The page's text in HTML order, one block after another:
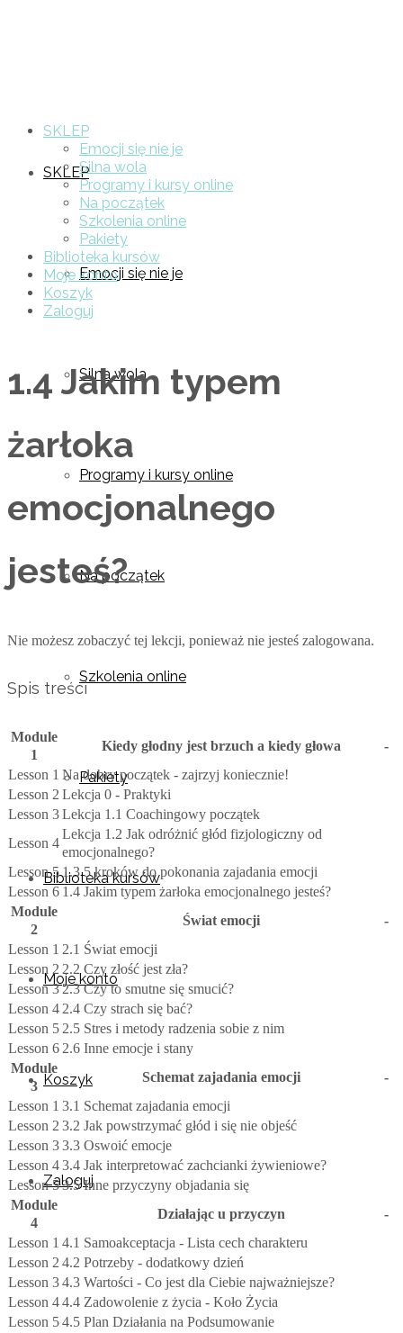
SKLEP
Emocji się nie je
Silna wola
Programy i kursy online
Na początek
Szkolenia online
Pakiety
Biblioteka kursów
Moje konto
Koszyk
Zaloguj
SKLEP
Emocji się nie je
Silna wola
Programy i kursy online
Na początek
Szkolenia online
Pakiety
Biblioteka kursów
Moje konto
Koszyk
Zaloguj
1.4 Jakim typem
żarłoka
emocjonalnego
jesteś?
Nie możesz zobaczyć tej lekcji, ponieważ nie jesteś zalogowana.
Spis treści
Module
1
Kiedy głodny jest brzuch a kiedy głowa
-
Lesson 1 Na dobry początek - zajrzyj koniecznie!
Lesson 2 Lekcja 0 - Praktyki
Lesson 3Lekcja 1.1 Coachingowy początek
Lesson 4
Lekcja 1.2 Jak odróżnić głód fizjologiczny od
emocjonalnego?
Lesson 51.3 5 kroków do pokonania zajadania emocji
Lesson 6 1.4 Jakim typem żarłoka emocjonalnego jesteś?
Module
2
Świat emocji
-
Lesson 1 2.1 Świat emocji
Lesson 2 2.2 Czy złość jest zła?
Lesson 32.3 Czy to smutne się smucić?
Lesson 42.4 Czy strach się bać?
Lesson 52.5 Stres i metody radzenia sobie z nim
Lesson 62.6 Inne emocje i stany
Module
3
Schemat zajadania emocji
-
Lesson 1 3.1 Schemat zajadania emocji
Lesson 2 3.2 Jak powstrzymać głód i się nie objeść
Lesson 33.3 Oswoić emocje
Lesson 43.4 Jak interpretować zachcianki żywieniowe?
Lesson 53.5 Inne przyczyny objadania się
Module
4
Działając u przyczyn
-
Lesson 1 4.1 Samoakceptacja - Lista cech charakteru
Lesson 2 4.2 Potrzeby - dodatkowy dzień
Lesson 34.3 Wartości - Co jest dla Ciebie najważniejsze?
Lesson 44.4 Zadowolenie z życia - Koło Życia
Lesson 54.5 Plan Działania na Podsumowanie